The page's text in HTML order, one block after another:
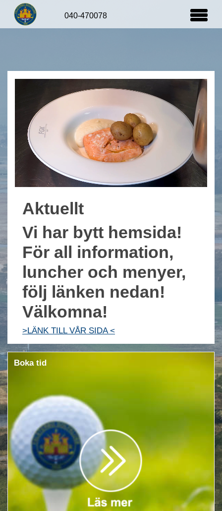
Aktuellt
Vi har bytt hemsida!
För all information,
luncher och menyer,
följ länken nedan!
Välkomna!
>LÄNK TILL VÅR SIDA <
Boka tid